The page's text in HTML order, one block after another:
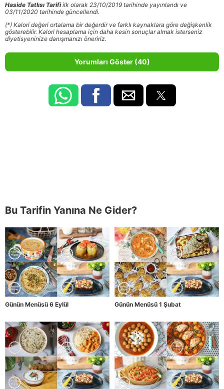
Haside Tatlısı Tarifiilk olarak 23/10/2019 tarihinde yayınlandı ve
03/11/2020 tarihinde güncellendi.
(*) Kalori değeri ortalama bir değerdir ve farklı kaynaklara göre değişkenlik
gösterebilir. Kalori hesaplama için daha kesin sonuçlar almak isterseniz
diyetisyeninize danışmanızı öneririz.
Yorumları Göster (40)
Bu Tarifin Yanına Ne Gider?
Günün Menüsü 6 Eylül Günün Menüsü 1 Şubat